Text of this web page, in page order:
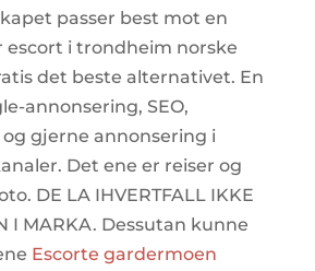
passer best mot en
escort i trondheim norske
det beste alternativet. En
annonsering, SEO,
og gjerne annonsering i
Det ene er reiser og
DE LA IHVERTFALL IKKE
I MARKA. Dessutan kunne
Escorte gardermoen